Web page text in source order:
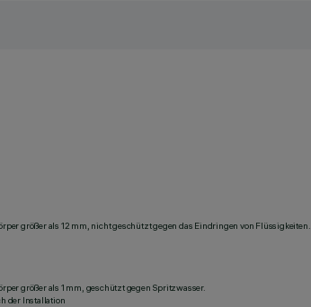
größer als 12 mm, nicht geschützt gegen das Eindringen von Flüssigkeiten.
größer als 1 mm, geschützt gegen Spritzwasser.
der Installation